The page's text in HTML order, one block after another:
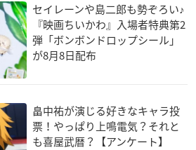
セイレーンや島二郎も勢ぞろい♪
『映画ちいかわ』入場者特典第2
弾「ボンボンドロップシール」
が8月8日配布
畠中祐が演じる好きなキャラ投
票！やっぱり上鳴電気？それと
も喜屋武暦？【アンケート】